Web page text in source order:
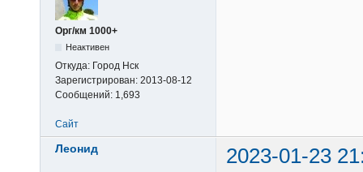
Орг/км 1000+
Неактивен
Откуда: Город Нск
Зарегистрирован: 2013-08-12
Сообщений: 1,693
Сайт
Леонид
2023-01-23